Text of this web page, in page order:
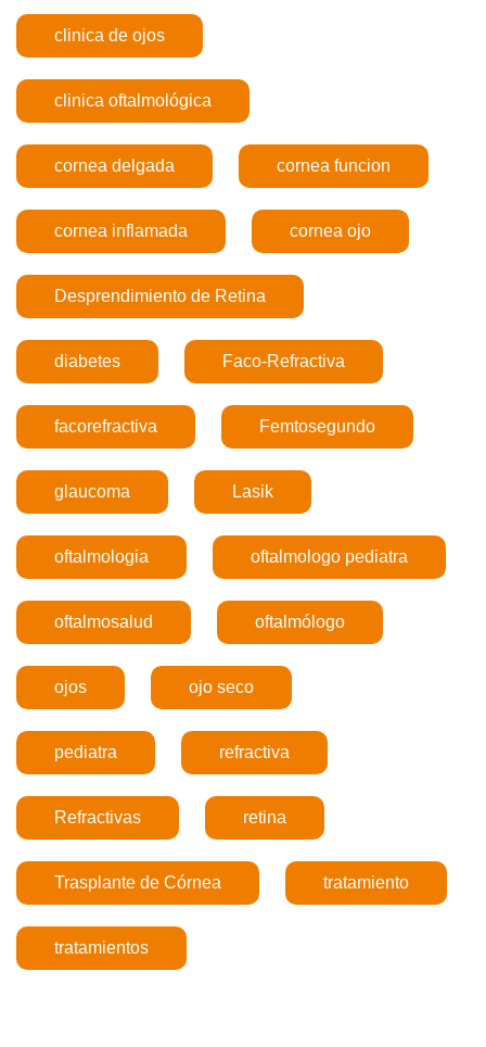
clinica de ojos
clinica oftalmológica
cornea delgada cornea funcion
cornea inflamada cornea ojo
Desprendimiento de Retina
diabetes Faco-Refractiva
facorefractiva Femtosegundo
glaucoma Lasik
oftalmologia oftalmologo pediatra
oftalmosalud oftalmólogo
ojos ojo seco
pediatra refractiva
Refractivas retina
Trasplante de Córnea tratamiento
tratamientos